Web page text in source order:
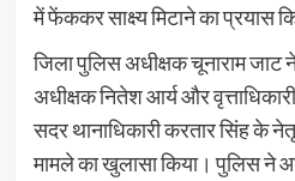
में फेंककर साक्ष्य मिटाने का प्रयास
जिला पुलिस अधीक्षक चूनाराम जाट
अधीक्षक नितेश आर्य और
सदर थानाधिकारी करतार सिंह के
मामले का खुलासा किया। पुलिस ने